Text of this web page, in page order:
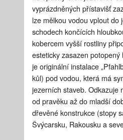
vyprázdněných přístavišť
lze mělkou vodou vplout
schodech končících
kobercem vyšší rostliny
esteticky zasazen
je originální instalace
kůl) pod vodou, která má
jezerních staveb. Odkazuje
od pravěku až do mladší
dřevěné konstrukce (stopy
Švýcarsku, Rakousku a